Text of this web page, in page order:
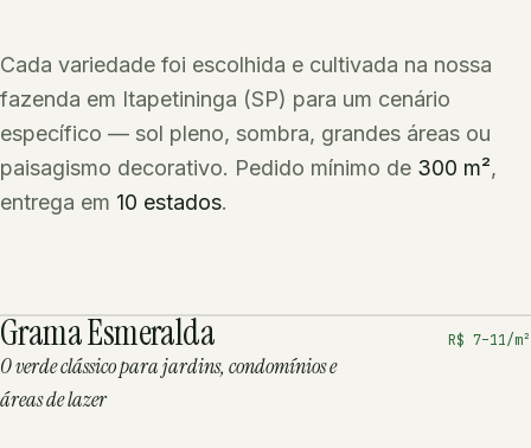
Cada variedade foi escolhida e cultivada na nossa
fazenda em Itapetininga (SP) para um cenário
específico — sol pleno, sombra, grandes áreas ou
paisagismo decorativo. Pedido mínimo de 300 m²,
entrega em 10 estados.
Grama Esmeralda R$ 7–11/m²
O verde clássico para jardins, condomínios e
áreas de lazer